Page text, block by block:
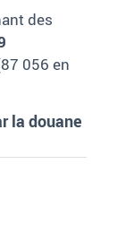
des
056 en
la douane